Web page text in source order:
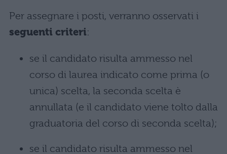
Per assegnare i posti, verranno osservati i
seguenti criteri:
se il candidato risulta ammesso nel
corso di laurea indicato come prima (o
unica) scelta, la seconda scelta è
annullata (e il candidato viene tolto dalla
graduatoria del corso di seconda scelta);
se il candidato risulta ammesso nel